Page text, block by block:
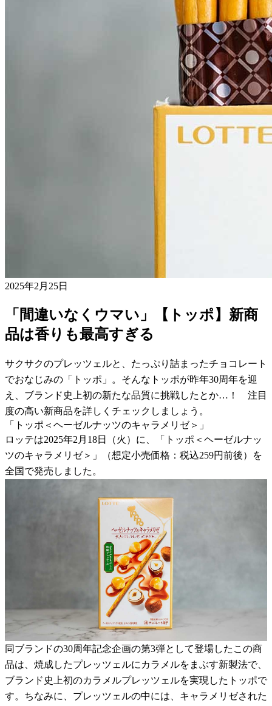
2025年2月25日
「間違いなくウマい」【トッポ】新商
品は香りも最高すぎる
サクサクのプレッツェルと、たっぷり詰まったチョコレート
でおなじみの「トッポ」。そんなトッポが昨年30周年を迎
え、ブランド史上初の新たな品質に挑戦したとか…！ 注目
度の高い新商品を詳しくチェックしましょう。
「トッポ＜ヘーゼルナッツのキャラメリゼ＞」
ロッテは2025年2月18日（火）に、「トッポ＜ヘーゼルナッ
ツのキャラメリゼ＞」（想定小売価格：税込259円前後）を
全国で発売しました。
同ブランドの30周年記念企画の第3弾として登場したこの商
品は、焼成したプレッツェルにカラメルをまぶす新製法で、
ブランド史上初のカラメルプレッツェルを実現したトッポで
す。ちなみに、プレッツェルの中には、キャラメリゼされた